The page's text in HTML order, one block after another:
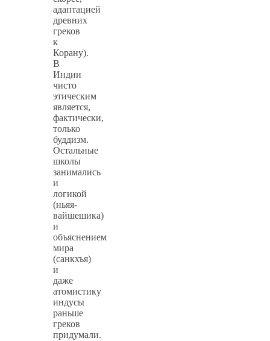
адаптацией
древних
греков
к
Корану).
В
Индии
чисто
этическим
является,
фактически,
только
буддизм.
Остальные
школы
занимались
и
логикой
(ньяя-
вайшешика)
и
объяснением
мира
(санкхъя)
и
даже
атомистику
индусы
раньше
греков
придумали.